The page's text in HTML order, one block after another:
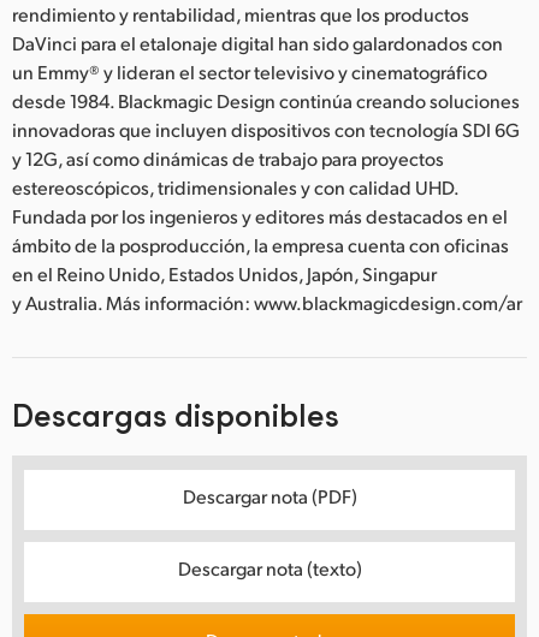
rendimiento y rentabilidad, mientras que los productos
DaVinci para el etalonaje digital han sido galardonados con
un Emmy® y lideran el sector televisivo y cinematográfico
desde 1984. Blackmagic Design continúa creando soluciones
innovadoras que incluyen dispositivos con tecnología SDI 6G
y 12G, así como dinámicas de trabajo para proyectos
estereoscópicos, tridimensionales y con calidad UHD.
Fundada por los ingenieros y editores más destacados en el
ámbito de la posproducción, la empresa cuenta con oficinas
en el Reino Unido, Estados Unidos, Japón, Singapur
y Australia. Más información: www.blackmagicdesign.com/ar
Descargas disponibles
Descargar nota (PDF)
Descargar nota (texto)